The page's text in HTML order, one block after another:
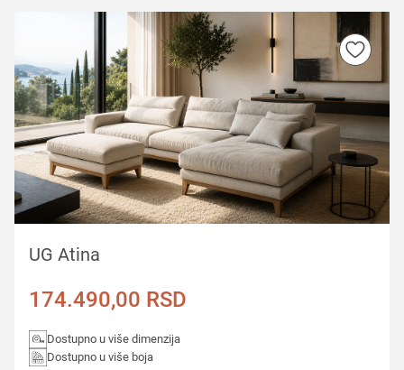
UG Atina
174.490,00 RSD
Dostupno u više dimenzija
Dostupno u više boja